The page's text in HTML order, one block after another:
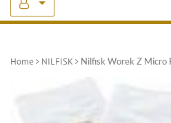
Home NILFISK Nilfisk Worek Z Micro